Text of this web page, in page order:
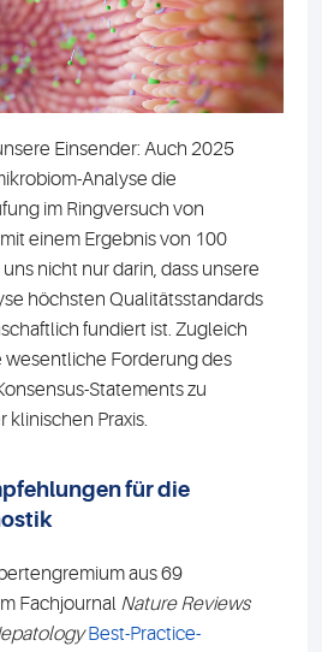
Einsender: Auch 2025
Analyse die
im Ringversuch von
einem Ergebnis von 100
nicht nur darin, dass unsere
höchsten Qualitätsstandards
fundiert ist. Zugleich
wesentliche Forderung des
Statements zu
klinischen Praxis.
für die
aus 69
Fachjournal Nature Reviews
Best-Practice-